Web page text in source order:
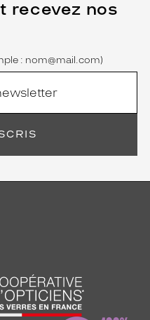
recevez nos
: nom@mail.com)